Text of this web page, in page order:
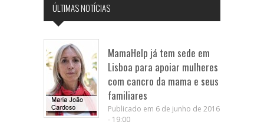
ÚLTIMAS NOTÍCIAS
MamaHelp já tem sede em
Lisboa para apoiar mulheres
com cancro da mama e seus
familiares
Publicado em 6 de junho de 2016
- 19:00